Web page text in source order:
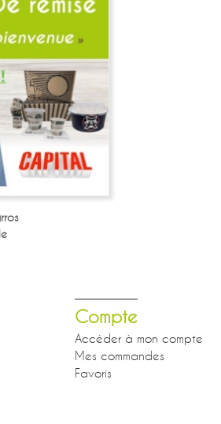
Compte
Accéder à mon compte
Mes commandes
Favoris